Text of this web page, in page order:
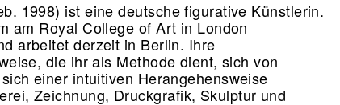
1998) ist eine deutsche figurative Künstlerin.
am Royal College of Art in London
arbeitet derzeit in Berlin. Ihre
die ihr als Methode dient, sich von
einer intuitiven Herangehensweise
Zeichnung, Druckgrafik, Skulptur und